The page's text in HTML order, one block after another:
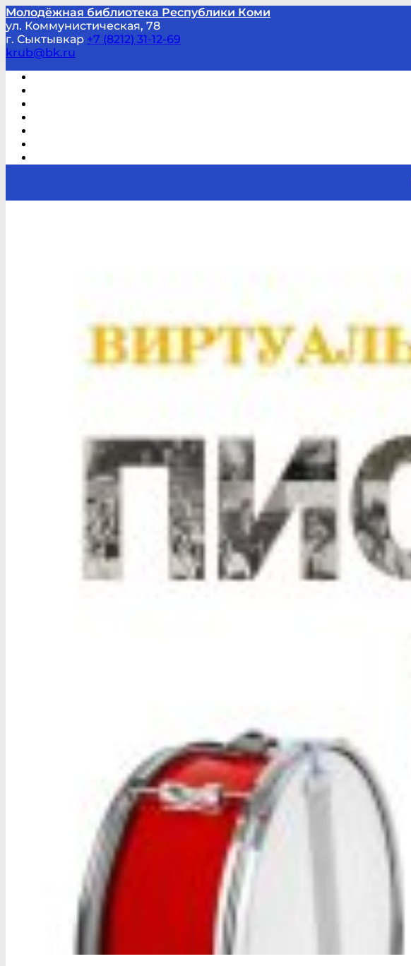
Молодёжная библиотека Республики Коми
ул. Коммунистическая, 78
г. Сыктывкар +7 (8212) 31-12-69
krub@bk.ru